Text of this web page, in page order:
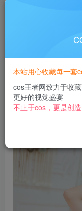
此内容为付费阅读，
黄金会员
本站用心收藏每一套
cos王者网致力于收
更好的视觉盛宴
不止于cos，更是创